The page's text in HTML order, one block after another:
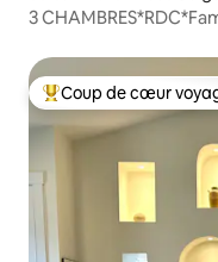
3
Coup de cœur
Coup de cœur